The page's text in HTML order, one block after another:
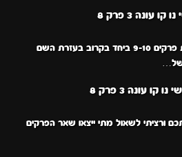
קו עונה 3 פרק 8
אנחנו עובדים על זה נעלה את פרקים 9-10 ביחד בקרוב בעזרת השם
נו קו עונה 3 פרק 8
ורציתי לשאול מתי ייצאו שאר הפרקים